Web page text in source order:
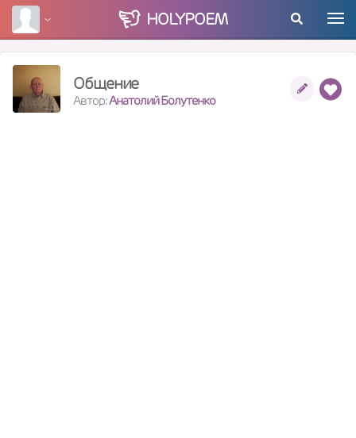
HOLYPOEM
Общение
Автор:Анатолий Болутенко